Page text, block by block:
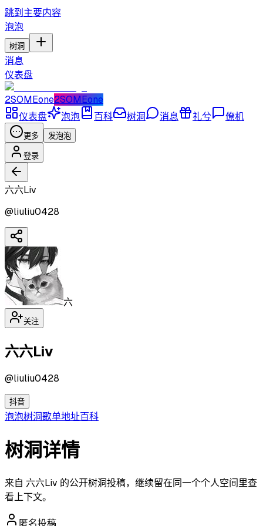
跳到主要内容
泡泡
树洞
消息
仪表盘
2SOMEone2SOMEone
仪表盘
泡泡 百科 树洞 消息 礼兮 僚机
更多 发泡泡
登录
六六Liv
@liuliu0428
六
关注
六六Liv
@liuliu0428
抖音
泡泡树洞歌单地址百科
树洞详情
来自 六六Liv 的公开树洞投稿，继续留在同一个个人空间里查
看上下文。
匿名投稿